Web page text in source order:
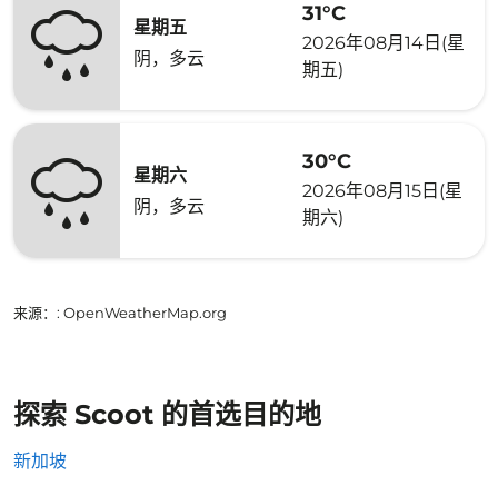
星期五
阴，多云
31°C
2026年08月14日(星
期五)
星期六
阴，多云
30°C
2026年08月15日(星
期六)
来源： : OpenWeatherMap.org
探索 Scoot 的首选目的地
新加坡